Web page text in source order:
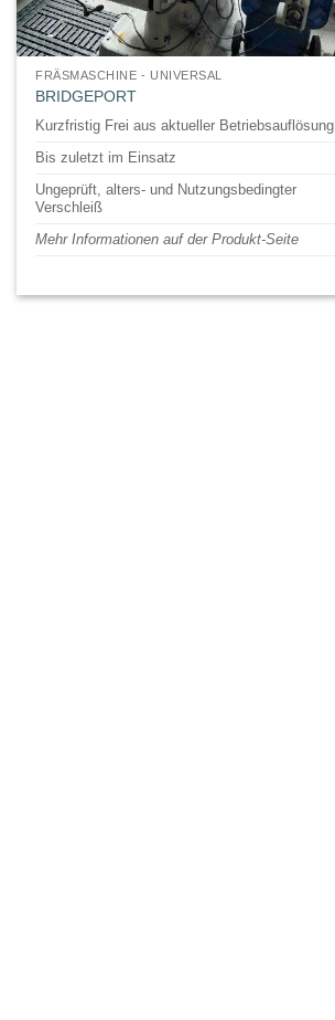
FRÄSMASCHINE - UNIVERSAL
BRIDGEPORT
Kurzfristig Frei aus aktueller Betriebsauflösung
Bis zuletzt im Einsatz
Ungeprüft, alters- und Nutzungsbedingter
Verschleiß
Mehr Informationen auf der Produkt-Seite